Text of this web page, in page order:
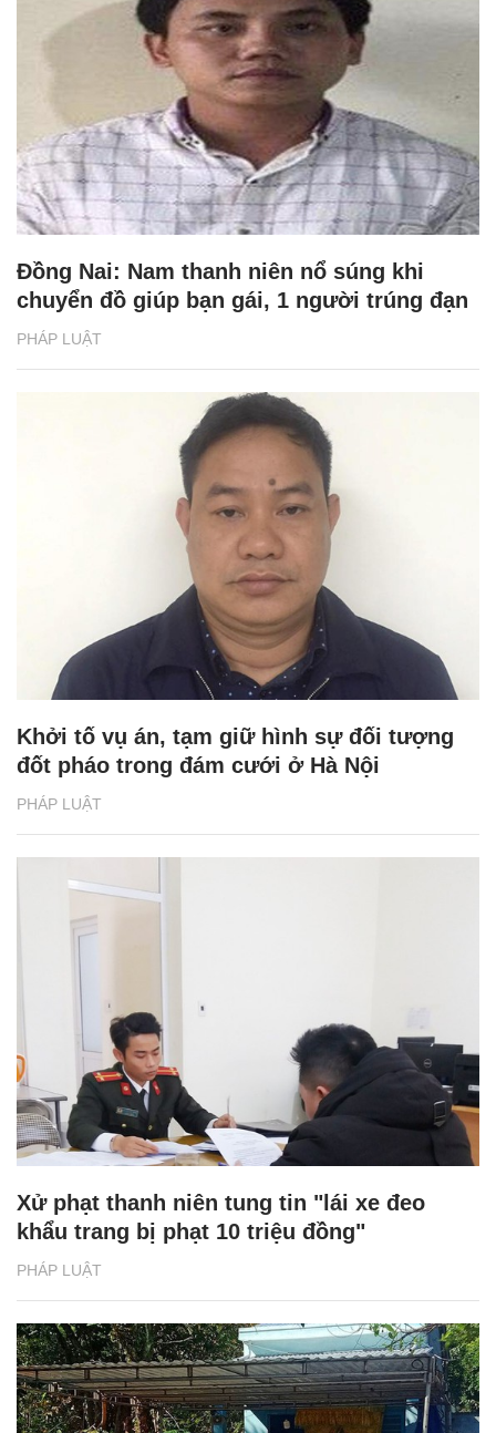
PHÁP LUẬT
Đồng Nai: Nam thanh niên nổ súng khi
chuyển đồ giúp bạn gái, 1 người trúng đạn
PHÁP LUẬT
Khởi tố vụ án, tạm giữ hình sự đối tượng
đốt pháo trong đám cưới ở Hà Nội
PHÁP LUẬT
Xử phạt thanh niên tung tin "lái xe đeo
khẩu trang bị phạt 10 triệu đồng"